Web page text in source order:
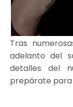
Tras
adelanto del
detalles del
prepárate